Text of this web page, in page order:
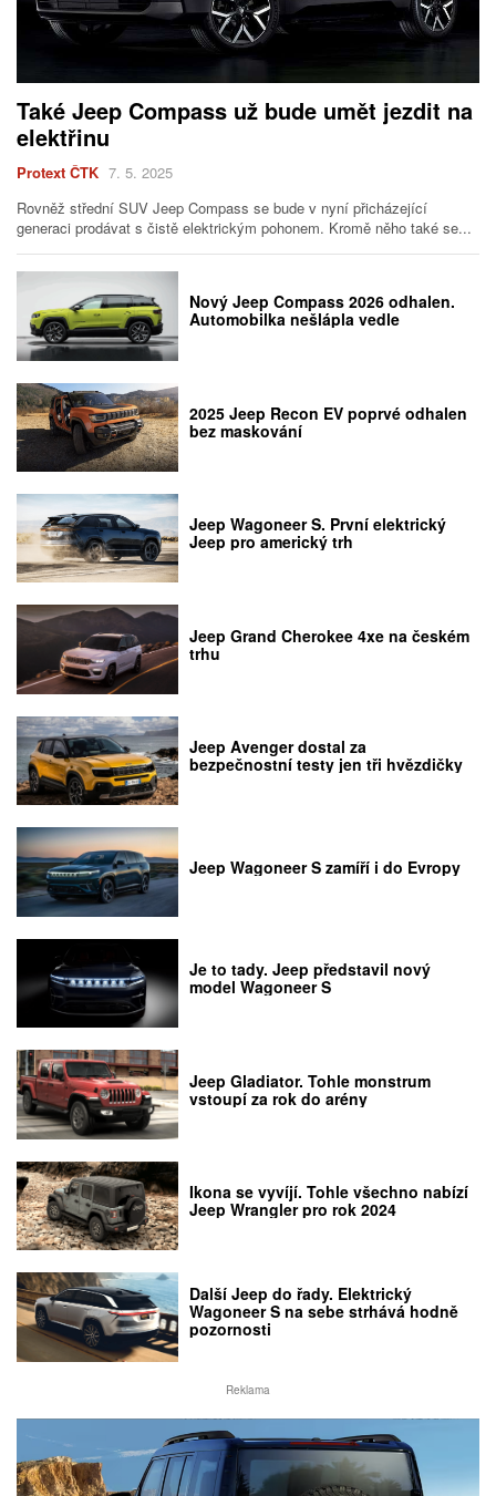
Také Jeep Compass už bude umět jezdit na
elektřinu
Protext ČTK 7. 5. 2025
Rovněž střední SUV Jeep Compass se bude v nyní přicházející
generaci prodávat s čistě elektrickým pohonem. Kromě něho také se...
Nový Jeep Compass 2026 odhalen.
Automobilka nešlápla vedle
2025 Jeep Recon EV poprvé odhalen
bez maskování
Jeep Wagoneer S. První elektrický
Jeep pro americký trh
Jeep Grand Cherokee 4xe na českém
trhu
Jeep Avenger dostal za
bezpečnostní testy jen tři hvězdičky
Jeep Wagoneer S zamíří i do Evropy
Je to tady. Jeep představil nový
model Wagoneer S
Jeep Gladiator. Tohle monstrum
vstoupí za rok do arény
Ikona se vyvíjí. Tohle všechno nabízí
Jeep Wrangler pro rok 2024
Další Jeep do řady. Elektrický
Wagoneer S na sebe strhává hodně
pozornosti
Reklama